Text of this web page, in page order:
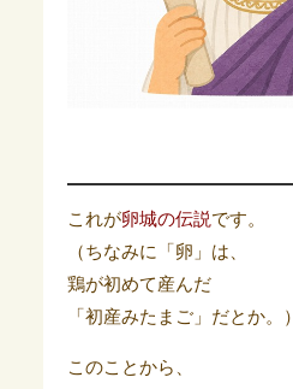
これが卵城の伝説です。
（ちなみに「卵」は、
鶏が初めて産んだ
「初産みたまご」だとか。）
このことから、